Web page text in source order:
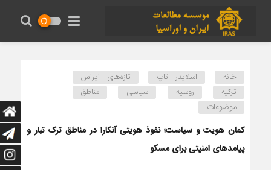
خانه اسلایدر تاپ
تازه‌های ایراس
ترکیه
روسیه سیاسی
مناطق
موضوعات
کمان هویت و سیاست؛ نفوذ هویتی آنکارا در مناطق ترک تبار و
پیامدهای امنیتی برای مسکو